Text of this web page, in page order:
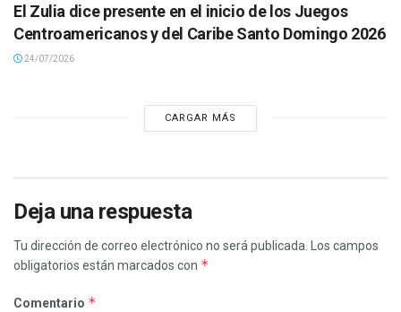
El Zulia dice presente en el inicio de los Juegos
Centroamericanos y del Caribe Santo Domingo 2026
24/07/2026
CARGAR MÁS
Deja una respuesta
Tu dirección de correo electrónico no será publicada.
Los campos
obligatorios están marcados con *
Comentario *